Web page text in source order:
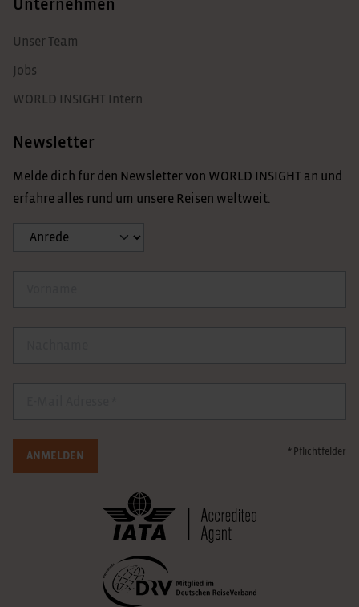
Unternehmen
Unser Team
Jobs
WORLD INSIGHT Intern
Newsletter
Melde dich für den Newsletter von WORLD INSIGHT an und
erfahre alles rund um unsere Reisen weltweit.
Anrede
ANMELDEN * Pflichtfelder